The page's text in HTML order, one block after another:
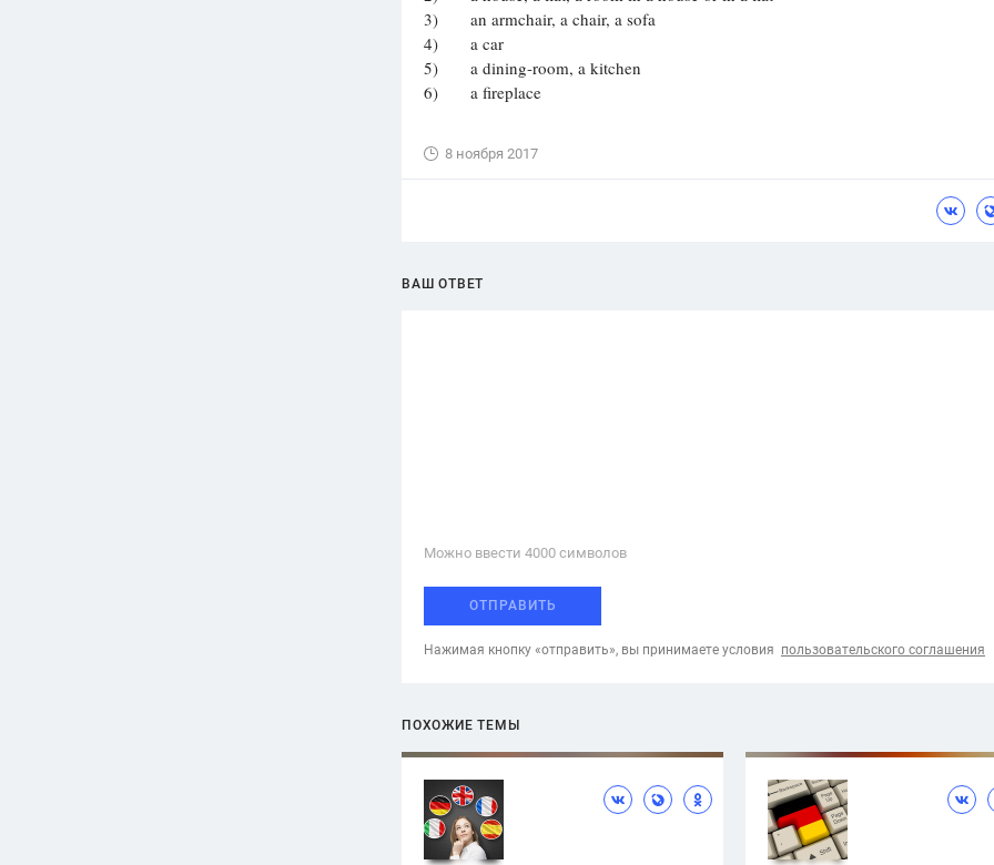
3) an armchair, a chair, a sofa
4) a car
5) a dining-room, a kitchen
6) a fireplace
8 ноября 2017
ВАШ ОТВЕТ
Можно ввести 4000 cимволов
ОТПРАВИТЬ
Нажимая кнопку «отправить», вы принимаете условия пользовательского соглашения
ПОХОЖИЕ ТЕМЫ